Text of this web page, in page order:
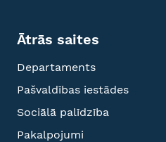
Ātrās saites
Departaments
Pašvaldības iestādes
Sociālā palīdzība
Pakalpojumi